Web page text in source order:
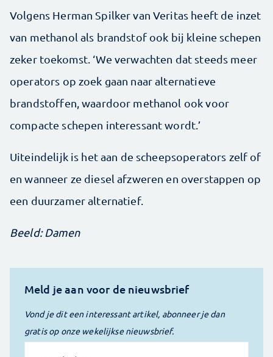
Volgens Herman Spilker van Veritas heeft de inzet
van methanol als brandstof ook bij kleine schepen
zeker toekomst. ‘We verwachten dat steeds meer
operators op zoek gaan naar alternatieve
brandstoffen, waardoor methanol ook voor
compacte schepen interessant wordt.’
Uiteindelijk is het aan de scheepsoperators zelf of
en wanneer ze diesel afzweren en overstappen op
een duurzamer alternatief.
Beeld: Damen
Meld je aan voor de nieuwsbrief
Vond je dit een interessant artikel, abonneer je dan
gratis op onze wekelijkse nieuwsbrief.